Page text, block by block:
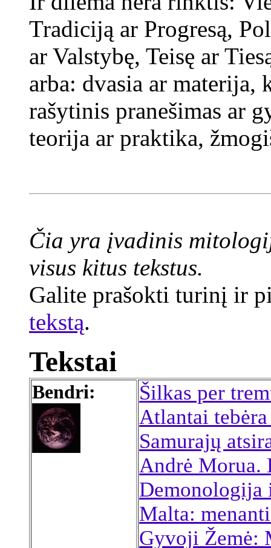
Tradiciją ar Progresą,
ar Valstybę, Teisę ar
arba: dvasia ar materija,
rašytinis pranešimas ar
teorija ar praktika,
Čia yra įvadinis
visus kitus tekstus.
Galite prašokti turinį ir
tekstą.
Tekstai
Bendri:
Šilkas per
Atlantai
Samurajų
Andrė Morua.
Malta:
Gyvoji Žemė: